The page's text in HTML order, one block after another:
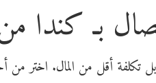
بـ كندا